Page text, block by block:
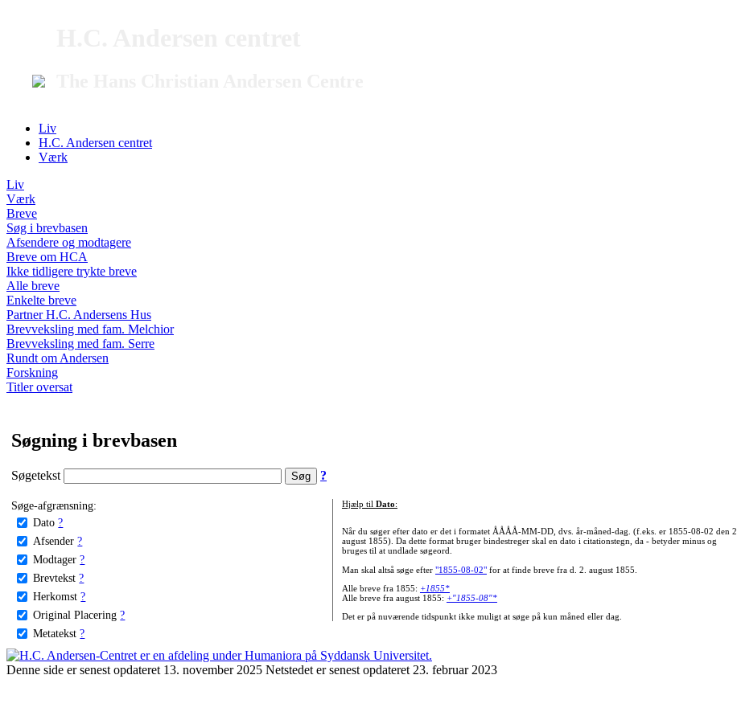
Liv
H.C. Andersen centret
Værk
Liv
Værk
Breve
Søg i brevbasen
Afsendere og modtagere
Breve om HCA
Ikke tidligere trykte breve
Alle breve
Enkelte breve
Partner H.C. Andersens Hus
Brevveksling med fam. Melchior
Brevveksling med fam. Serre
Rundt om Andersen
Forskning
Titler oversat
Søgning i brevbasen
Søgetekst ?
Søge-afgrænsning:
Dato ?
Afsender ?
Modtager ?
Brevtekst ?
Herkomst ?
Original Placering ?
Metatekst ?
Hjælp til Dato:
Når du søger efter dato er det i formatet ÅÅÅÅ-MM-DD, dvs. år-måned-dag. (f.eks. er 1855-08-02 den 2.
august 1855). Da dette format bruger bindestreger skal en dato i citationstegn, da - betyder minus og
bruges til at undlade søgeord.
Man skal altså søge efter "1855-08-02"for at finde breve fra d. 2. august 1855.
Alle breve fra 1855: +1855*
Alle breve fra august 1855: +"1855-08"*
Det er på nuværende tidspunkt ikke muligt at søge på kun måned eller dag.
Denne side er senest opdateret 13. november 2025 Netstedet er senest opdateret 23. februar 2023